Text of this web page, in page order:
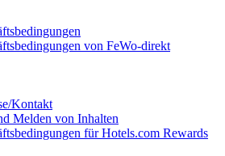
von FeWo-direkt
Kontakt
Melden von Inhalten
für Hotels.com Rewards